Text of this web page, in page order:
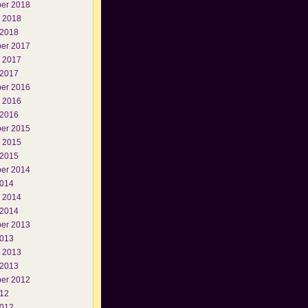
2018
2018
2017
2017
2016
2016
2015
2015
2014
2014
2013
2013
2012